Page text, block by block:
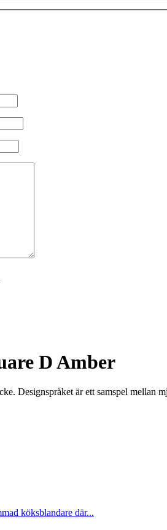
D Amber
Designspråket är ett samspel mellan
köksblandare där...